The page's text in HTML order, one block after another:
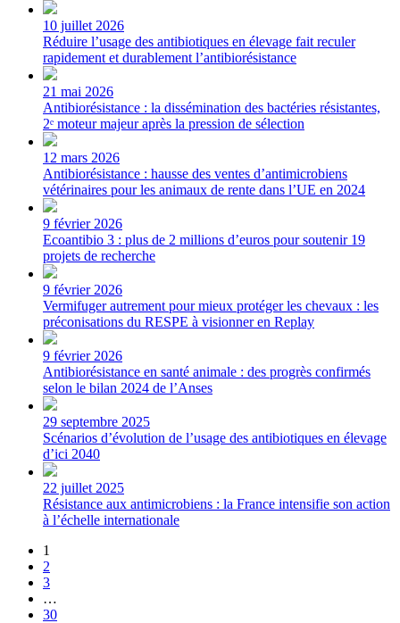
10 juillet 2026
Réduire l’usage des antibiotiques en élevage fait reculer
rapidement et durablement l’antibiorésistance
21 mai 2026
Antibiorésistance : la dissémination des bactéries résistantes,
2ᵉ moteur majeur après la pression de sélection
12 mars 2026
Antibiorésistance : hausse des ventes d’antimicrobiens
vétérinaires pour les animaux de rente dans l’UE en 2024
9 février 2026
Ecoantibio 3 : plus de 2 millions d’euros pour soutenir 19
projets de recherche
9 février 2026
Vermifuger autrement pour mieux protéger les chevaux : les
préconisations du RESPE à visionner en Replay
9 février 2026
Antibiorésistance en santé animale : des progrès confirmés
selon le bilan 2024 de l’Anses
29 septembre 2025
Scénarios d’évolution de l’usage des antibiotiques en élevage
d’ici 2040
22 juillet 2025
Résistance aux antimicrobiens : la France intensifie son action
à l’échelle internationale
1
2
3
…
30